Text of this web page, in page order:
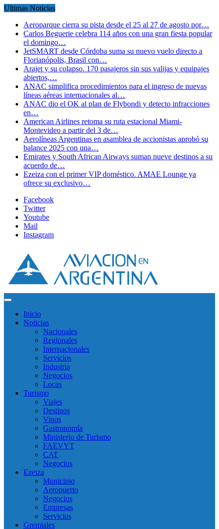
Ultimas Noticias
Aeroparque cierra su pista desde el 25 al 27 de agosto por…
Carlos Beguerie celebra 114 años con una gran fiesta popular
el domingo…
JetSMART desde Córdoba suma su nuevo vuelo directo a
Florianópolis, Brasil con…
Arajet y su colapso. 170 pasajeros sin sus valijas y equipajes
abiertos,…
ANAC simplifica procedimientos para el ingreso de nuevas
líneas aéreas internacionales al…
ANAC dio el OK al plan de Flybondi y detecto infracciones
en…
American Airlines retoma su ruta estacional Miami-
Montevideo a partir del 3 de…
Aerolíneas Argentinas en asamblea de accionistas aprobó su
balance 2025 con una…
Emirates y South African Airways suman nueve destinos a su
acuerdo de…
Ezeiza con el primer VIP doméstico. AMAE Lounge ya
ofrece su exclusivo…
Facebook
Twitter
Youtube
Mail
Instagram
Inicio
Noticias
Nacionales
Regionales
Internacionales
Servicios
Industria
Negocios
Locas
Turismo
Viajes
Destinos
Vinos
Gastronomía
Ministerio de Turismo
FAEVYT
CAT
Negocios
Ezeiza
Municipio
Aeropuerto
Negocios
Empresas
Servicios
Gremiales